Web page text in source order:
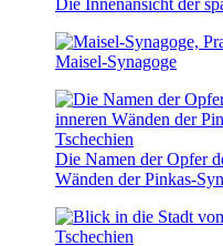
Maisel-Synagoge
Die Namen der Opfer
Wänden der Pinkas-